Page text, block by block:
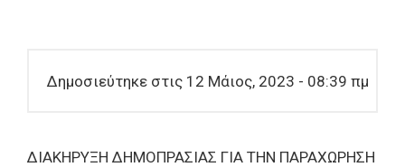
Δημοσιεύτηκε στις 12 Μάιος, 2023 - 08:39 πμ
ΔΙΑΚΗΡΥΞΗ ΔΗΜΟΠΡΑΣΙΑΣ ΓΙΑ ΤΗΝ ΠΑΡΑΧΩΡΗΣΗ